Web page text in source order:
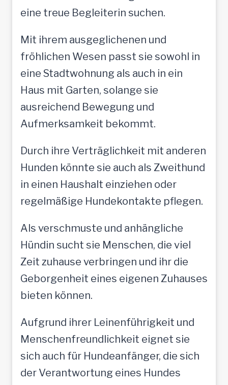
eine treue Begleiterin suchen.
Mit ihrem ausgeglichenen und
fröhlichen Wesen passt sie sowohl in
eine Stadtwohnung als auch in ein
Haus mit Garten, solange sie
ausreichend Bewegung und
Aufmerksamkeit bekommt.
Durch ihre Verträglichkeit mit anderen
Hunden könnte sie auch als Zweithund
in einen Haushalt einziehen oder
regelmäßige Hundekontakte pflegen.
Als verschmuste und anhängliche
Hündin sucht sie Menschen, die viel
Zeit zuhause verbringen und ihr die
Geborgenheit eines eigenen Zuhauses
bieten können.
Aufgrund ihrer Leinenführigkeit und
Menschenfreundlichkeit eignet sie
sich auch für Hundeanfänger, die sich
der Verantwortung eines Hundes